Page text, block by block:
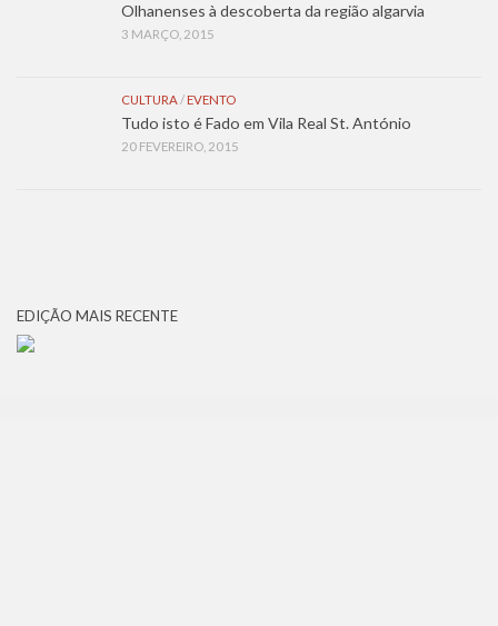
Olhanenses à descoberta da região algarvia
3 MARÇO, 2015
CULTURA/ EVENTO
Tudo isto é Fado em Vila Real St. António
20 FEVEREIRO, 2015
EDIÇÃO MAIS RECENTE